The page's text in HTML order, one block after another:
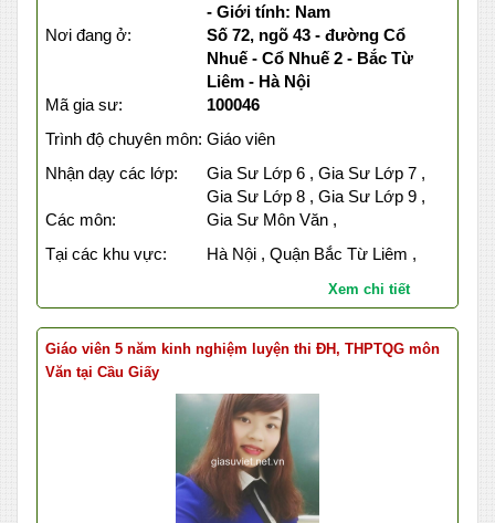
- Giới tính: Nam
Nơi đang ở:
Số 72, ngõ 43 - đường Cổ
Nhuế - Cổ Nhuế 2 - Bắc Từ
Liêm - Hà Nội
Mã gia sư:
100046
Trình độ chuyên môn: Giáo viên
Nhận dạy các lớp:
Gia Sư Lớp 6 , Gia Sư Lớp 7 ,
Gia Sư Lớp 8 , Gia Sư Lớp 9 ,
Các môn:
Gia Sư Môn Văn ,
Tại các khu vực:
Hà Nội , Quận Bắc Từ Liêm ,
Xem chi tiết
Giáo viên 5 năm kinh nghiệm luyện thi ĐH, THPTQG môn
Văn tại Cầu Giấy